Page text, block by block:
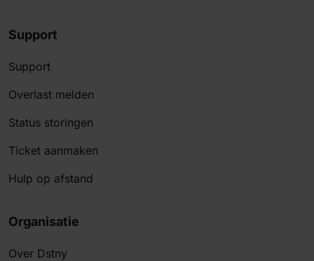
Support
Support
Overlast melden
Status storingen
Ticket aanmaken
Hulp op afstand
Organisatie
Over Dstny